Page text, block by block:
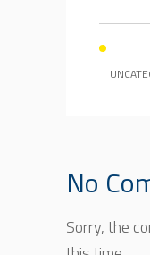
No
Sorry, the